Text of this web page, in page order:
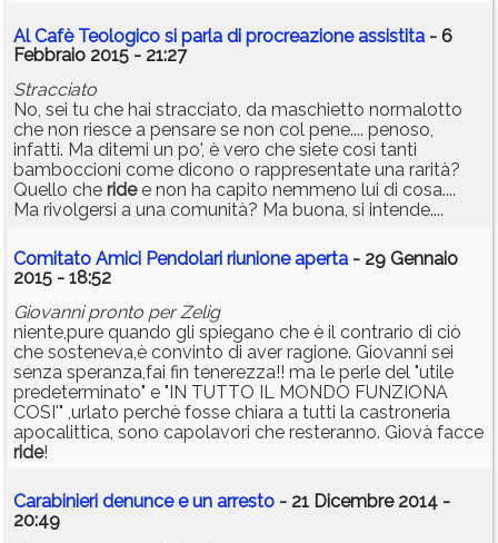
Al Cafè Teologico si parla di procreazione assistita - 6
Febbraio 2015 - 21:27
Stracciato
No, sei tu che hai stracciato, da maschietto normalotto
che non riesce a pensare se non col pene.... penoso,
infatti. Ma ditemi un po', è vero che siete così tanti
bamboccioni come dicono o rappresentate una rarità?
Quello che ridee non ha capito nemmeno lui di cosa....
Ma rivolgersi a una comunità? Ma buona, si intende....
Comitato Amici Pendolari riunione aperta - 29 Gennaio
2015 - 18:52
Giovanni pronto per Zelig
niente,pure quando gli spiegano che è il contrario di ciò
che sosteneva,è convinto di aver ragione. Giovanni sei
senza speranza,fai fin tenerezza!! ma le perle del "utile
predeterminato" e "IN TUTTO IL MONDO FUNZIONA
COSI'" ,urlato perchè fosse chiara a tutti la castroneria
apocalittica, sono capolavori che resteranno. Giovà facce
ride!
Carabinieri denunce e un arresto - 21 Dicembre 2014 -
20:49